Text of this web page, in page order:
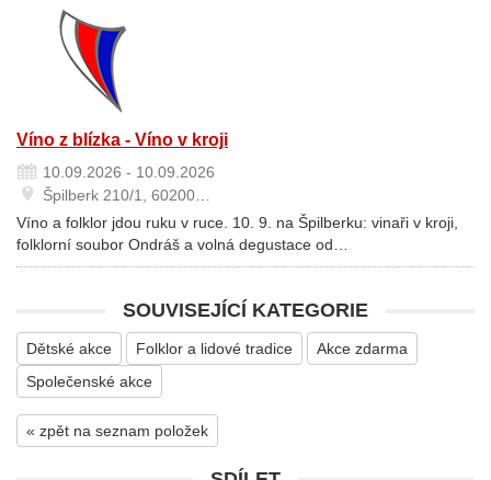
Víno z blízka - Víno v kroji
10.09.2026 - 10.09.2026
Špilberk 210/1, 60200…
Víno a folklor jdou ruku v ruce. 10. 9. na Špilberku: vinaři v kroji,
folklorní soubor Ondráš a volná degustace od…
SOUVISEJÍCÍ KATEGORIE
Dětské akce Folklor a lidové tradice
Akce zdarma
Společenské akce
« zpět na seznam položek